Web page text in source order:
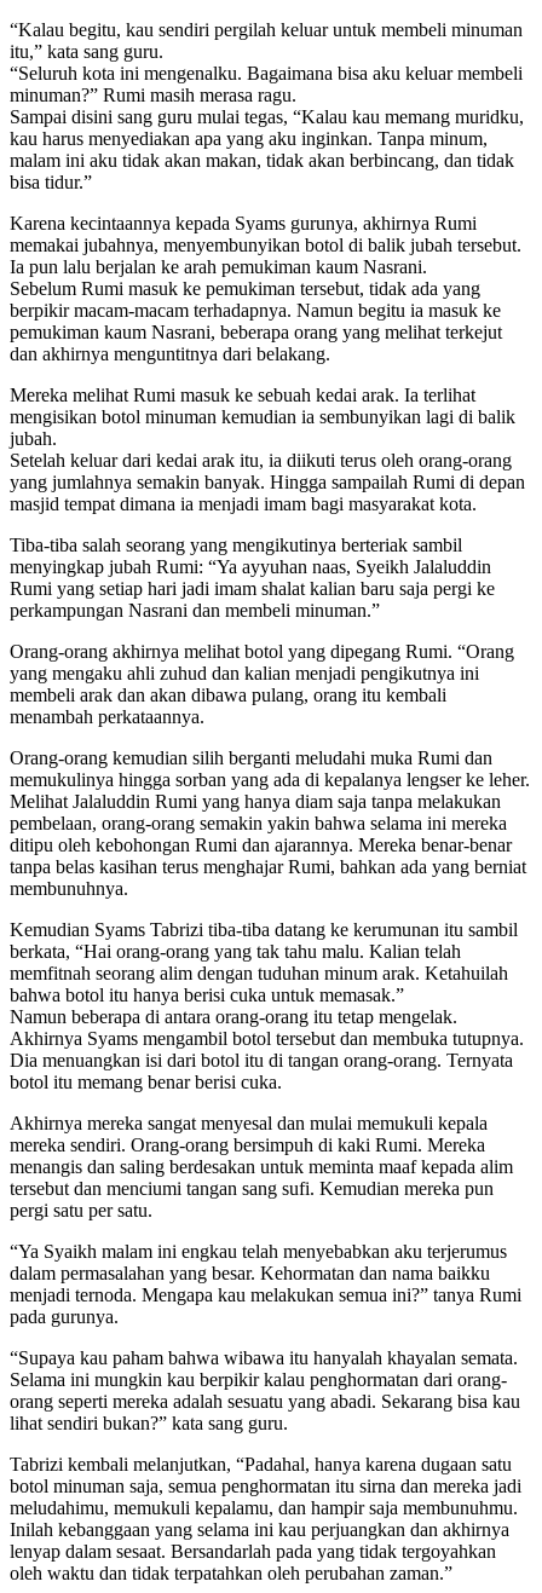
“Kalau begitu, kau sendiri pergilah keluar untuk membeli minuman
itu,” kata sang guru.
“Seluruh kota ini mengenalku. Bagaimana bisa aku keluar membeli
minuman?” Rumi masih merasa ragu.
Sampai disini sang guru mulai tegas, “Kalau kau memang muridku,
kau harus menyediakan apa yang aku inginkan. Tanpa minum,
malam ini aku tidak akan makan, tidak akan berbincang, dan tidak
bisa tidur.”
Karena kecintaannya kepada Syams gurunya, akhirnya Rumi
memakai jubahnya, menyembunyikan botol di balik jubah tersebut.
Ia pun lalu berjalan ke arah pemukiman kaum Nasrani.
Sebelum Rumi masuk ke pemukiman tersebut, tidak ada yang
berpikir macam-macam terhadapnya. Namun begitu ia masuk ke
pemukiman kaum Nasrani, beberapa orang yang melihat terkejut
dan akhirnya menguntitnya dari belakang.
Mereka melihat Rumi masuk ke sebuah kedai arak. Ia terlihat
mengisikan botol minuman kemudian ia sembunyikan lagi di balik
jubah.
Setelah keluar dari kedai arak itu, ia diikuti terus oleh orang-orang
yang jumlahnya semakin banyak. Hingga sampailah Rumi di depan
masjid tempat dimana ia menjadi imam bagi masyarakat kota.
Tiba-tiba salah seorang yang mengikutinya berteriak sambil
menyingkap jubah Rumi: “Ya ayyuhan naas, Syeikh Jalaluddin
Rumi yang setiap hari jadi imam shalat kalian baru saja pergi ke
perkampungan Nasrani dan membeli minuman.”
Orang-orang akhirnya melihat botol yang dipegang Rumi. “Orang
yang mengaku ahli zuhud dan kalian menjadi pengikutnya ini
membeli arak dan akan dibawa pulang, orang itu kembali
menambah perkataannya.
Orang-orang kemudian silih berganti meludahi muka Rumi dan
memukulinya hingga sorban yang ada di kepalanya lengser ke leher.
Melihat Jalaluddin Rumi yang hanya diam saja tanpa melakukan
pembelaan, orang-orang semakin yakin bahwa selama ini mereka
ditipu oleh kebohongan Rumi dan ajarannya. Mereka benar-benar
tanpa belas kasihan terus menghajar Rumi, bahkan ada yang berniat
membunuhnya.
Kemudian Syams Tabrizi tiba-tiba datang ke kerumunan itu sambil
berkata, “Hai orang-orang yang tak tahu malu. Kalian telah
memfitnah seorang alim dengan tuduhan minum arak. Ketahuilah
bahwa botol itu hanya berisi cuka untuk memasak.”
Namun beberapa di antara orang-orang itu tetap mengelak.
Akhirnya Syams mengambil botol tersebut dan membuka tutupnya.
Dia menuangkan isi dari botol itu di tangan orang-orang. Ternyata
botol itu memang benar berisi cuka.
Akhirnya mereka sangat menyesal dan mulai memukuli kepala
mereka sendiri. Orang-orang bersimpuh di kaki Rumi. Mereka
menangis dan saling berdesakan untuk meminta maaf kepada alim
tersebut dan menciumi tangan sang sufi. Kemudian mereka pun
pergi satu per satu.
“Ya Syaikh malam ini engkau telah menyebabkan aku terjerumus
dalam permasalahan yang besar. Kehormatan dan nama baikku
menjadi ternoda. Mengapa kau melakukan semua ini?” tanya Rumi
pada gurunya.
“Supaya kau paham bahwa wibawa itu hanyalah khayalan semata.
Selama ini mungkin kau berpikir kalau penghormatan dari orang-
orang seperti mereka adalah sesuatu yang abadi. Sekarang bisa kau
lihat sendiri bukan?” kata sang guru.
Tabrizi kembali melanjutkan, “Padahal, hanya karena dugaan satu
botol minuman saja, semua penghormatan itu sirna dan mereka jadi
meludahimu, memukuli kepalamu, dan hampir saja membunuhmu.
Inilah kebanggaan yang selama ini kau perjuangkan dan akhirnya
lenyap dalam sesaat. Bersandarlah pada yang tidak tergoyahkan
oleh waktu dan tidak terpatahkan oleh perubahan zaman.”